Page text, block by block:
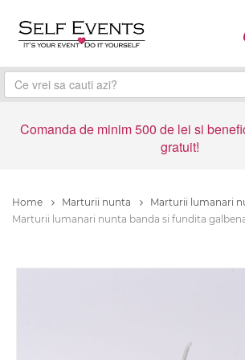
Comanda de minim 500 de lei si
gratuit!
Home Marturii nunta
Marturii lumanari
Marturii lumanari nunta banda si fundita